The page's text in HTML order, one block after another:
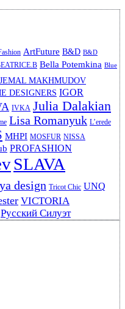
ArtFuture B&D B&D
Bella Potemkina Blue
MAKHMUDOV
DESIGNERS IGOR
IVKA Julia Dalakian
Lisa Romanyuk L’erede
MHPI MOSFUR NISSA
PROFASHION
SLAVA
design Tricot Chic UNQ
VICTORIA
Русский Силуэт